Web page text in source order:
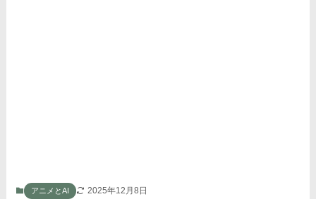
アニメとAI 2025年12月8日